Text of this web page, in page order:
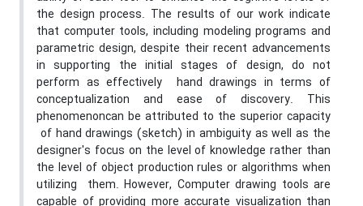
the design process. The results of our work indicate
that computer tools, including modeling programs and
parametric design, despite their recent advancements
in supporting the initial stages of design, do not
perform as effectively hand drawings in terms of
conceptualization and ease of discovery. This
phenomenoncan be attributed to the superior capacity
of hand drawings (sketch) in ambiguity as well as the
designer's focus on the level of knowledge rather than
the level of object production rules or algorithms when
utilizing them. However, Computer drawing tools are
capable of providing more accurate visualization than